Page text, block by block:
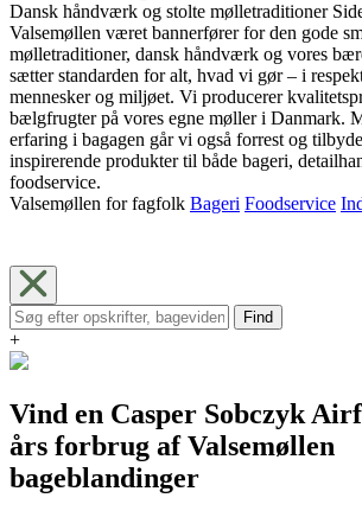
Dansk håndværk og stolte mølletraditioner
Valsemøllen været bannerfører for den gode
mølletraditioner, dansk håndværk og vores
sætter standarden for alt, hvad vi gør – i
mennesker og miljøet. Vi producerer
bælgfrugter på vores egne møller i Danmark.
erfaring i bagagen går vi også forrest og
inspirerende produkter til både bageri,
foodservice.
Valsemøllen for fagfolk Bageri Foodservice
Find
+
Vind en Casper Sobczyk
års forbrug af Valsemøllen
bageblandinger